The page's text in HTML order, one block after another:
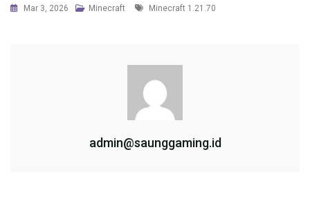
Mar 3, 2026 Minecraft Tags
Minecraft 1.21.70
admin@saunggaming.id